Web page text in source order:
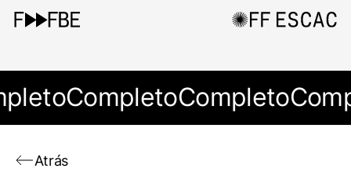
CompletoCompleto
Atrás